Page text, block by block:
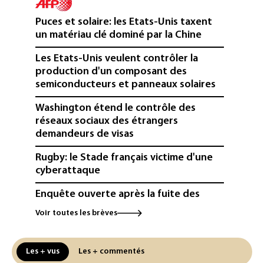
Puces et solaire: les Etats-Unis taxent
un matériau clé dominé par la Chine
Les Etats-Unis veulent contrôler la
production d'un composant des
semiconducteurs et panneaux solaires
Washington étend le contrôle des
réseaux sociaux des étrangers
demandeurs de visas
Rugby: le Stade français victime d'une
cyberattaque
Enquête ouverte après la fuite des
données de 300.000 clients
La Slovaquie enregistre un record
absolu de 42,2°C (services
Voir toutes les brèves
Les + vus Les + commentés